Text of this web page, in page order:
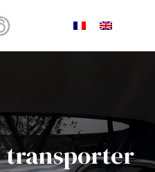
transporter